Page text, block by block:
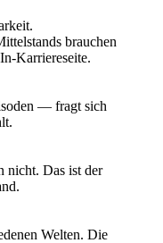
brauchen
Karriereseite.
— fragt sich
nicht. Das ist der
Welten. Die